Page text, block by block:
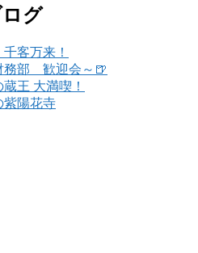
グ
客万来！
務部 歓迎会～🍺
王 大満喫！
紫陽花寺